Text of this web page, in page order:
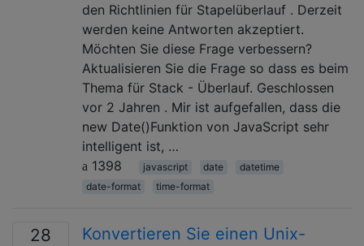
den Richtlinien für Stapelüberlauf . Derzeit
werden keine Antworten akzeptiert.
Möchten Sie diese Frage verbessern?
Aktualisieren Sie die Frage so dass es beim
Thema für Stack - Überlauf. Geschlossen
vor 2 Jahren . Mir ist aufgefallen, dass die
new Date()Funktion von JavaScript sehr
intelligent ist, …
1398
javascript date
datetime
date-format
time-format
28
Konvertieren Sie einen Unix-